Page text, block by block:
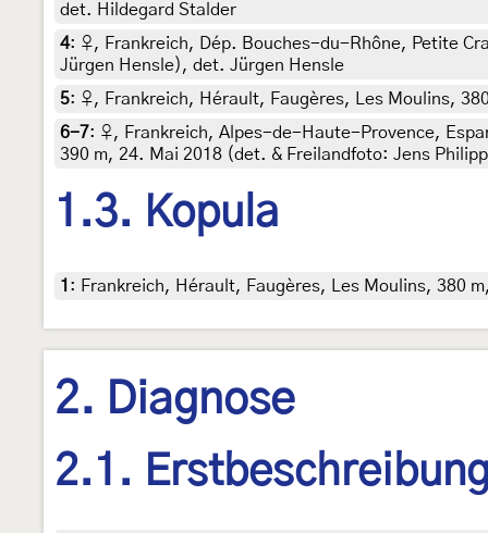
det. Hildegard Stalder
4: ♀, Frankreich, Dép. Bouches-du-Rhône, Petite
Jürgen Hensle), det. Jürgen Hensle
5: ♀, Frankreich, Hérault, Faugères, Les Moulins,
6-7: ♀, Frankreich, Alpes-de-Haute-Provence,
390 m, 24. Mai 2018 (det. & Freilandfoto: Jens
1.3. Kopula
1 : Frankreich, Hérault, Faugères, Les Moulins, 380
2. Diagnose
2.1.